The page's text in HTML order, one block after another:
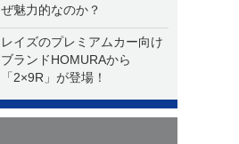
ぜ魅力的なのか？
レイズのプレミアムカー向け
ブランドHOMURAから
「2×9R」が登場！